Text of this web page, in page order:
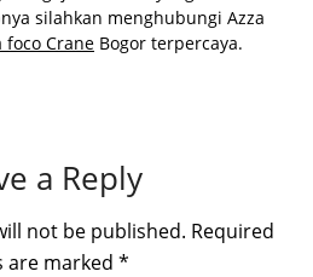
silahkan menghubungi Azza
foco Crane Bogor terpercaya.
a Reply
not be published. Required
are marked *